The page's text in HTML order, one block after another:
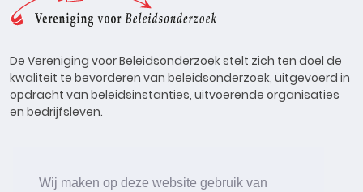
Wij maken op deze website gebruik van
De Vereniging voor Beleidsonderzoek stelt zich ten doel de
kwaliteit te bevorderen van beleidsonderzoek, uitgevoerd in
opdracht van beleidsinstanties, uitvoerende organisaties
en bedrijfsleven.